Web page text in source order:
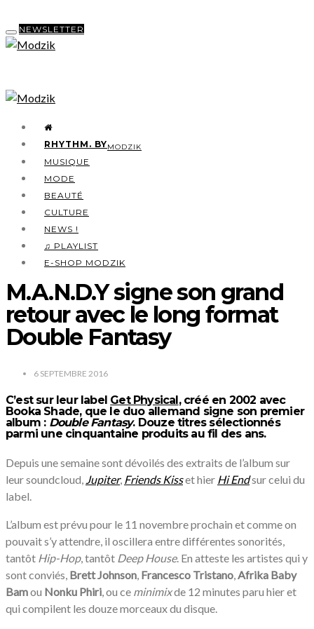
NEWSLETTER
RHYTHM. BYMODZIK
MUSIQUE
MODE
BEAUTÉ
CULTURE
NEWS !
♫ PLAYLIST
E-SHOP MODZIK
M.A.N.D.Y signe son grand
retour avec le long format
Double Fantasy
6 SEPTEMBRE 2016
C’est sur leur label Get Physical , créé en 2002 avec
Booka Shade, que le duo allemand signe son premier
album : Double Fantasy. Douze titres sélectionnés
parmi une cinquantaine produits au fil des ans.
Depuis une semaine sont dévoilés des extraits de l’album sur
leur soundcloud, Jupiter, Friends Kisset hier Hi Endsur celui du
label.
L’album est prévu pour le 11 novembre prochain et comme on
pouvait s’y attendre, il oscillera entre différentes sonorités,
tantôt Hip-Hop, tantôt Deep House. En atteste les artistes qui y
sont conviés, Brett Johnson, Francesco Tristano,Afrika Baby
Bamou Nonku Phiri, ou ce minimixde 12 minutes paru hier et
qui compilent les douze morceaux du disque.